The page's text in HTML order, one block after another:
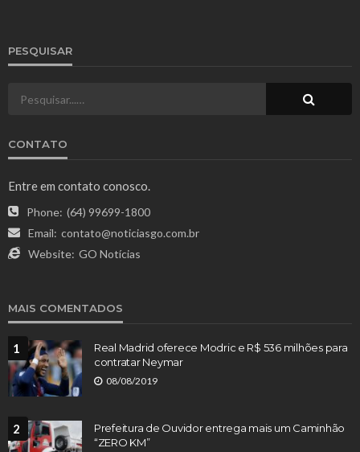
PESQUISAR
CONTATO
Entre em contato conosco.
Phone: (64) 99699-1800
Email: contato@noticiasgo.com.br
Website: GO Notícias
MAIS COMENTADOS
1
Real Madrid oferece Modric e R$ 536 milhões para
contratar Neymar
08/08/2019
2
Prefeitura de Ouvidor entrega mais um Caminhão
“ZERO KM”